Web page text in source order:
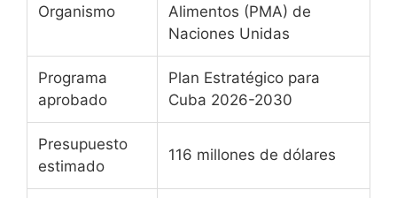
Organismo
Alimentos (PMA) de
Naciones Unidas
Programa
aprobado
Plan Estratégico para
Cuba 2026-2030
Presupuesto
estimado
116 millones de dólares